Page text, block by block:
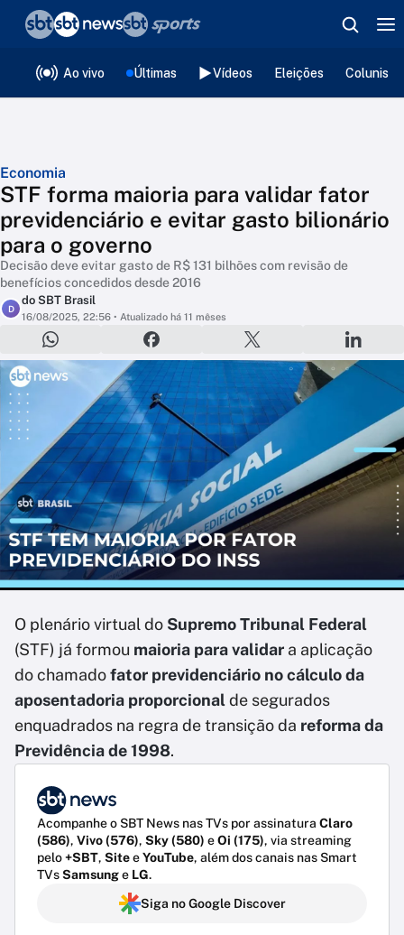
Ao vivo Últimas Vídeos Eleições
Economia
STF forma maioria para validar fator
previdenciário e evitar gasto bilionário
para o governo
Decisão deve evitar gasto de R$ 131 bilhões com revisão de
benefícios concedidos desde 2016
D
do SBT Brasil
16/08/2025, 22:56 • Atualizado há 11 mêses
O plenário virtual do Supremo Tribunal Federal
(STF) já formou maioria para validar a aplicação
do chamadofator previdenciário no cálculo da
aposentadoria proporcionalde segurados
enquadrados na regra de transição da reforma da
Previdência de 1998.
Acompanhe o SBT News nas TVs por assinatura Claro
(586), Vivo (576), Sky (580) eOi (175), via streaming
pelo+SBT, SiteeYouTube, além dos canais nas Smart
TVsSamsunge LG.
Siga no Google Discover
❮voltar
Editorias